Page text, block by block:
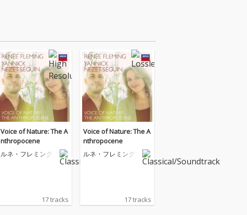
Voice of Nature: The A
nthropocene
ルネ・フレミング
17 tracks
Voice of Nature: The A
nthropocene
ルネ・フレミング
17 tracks